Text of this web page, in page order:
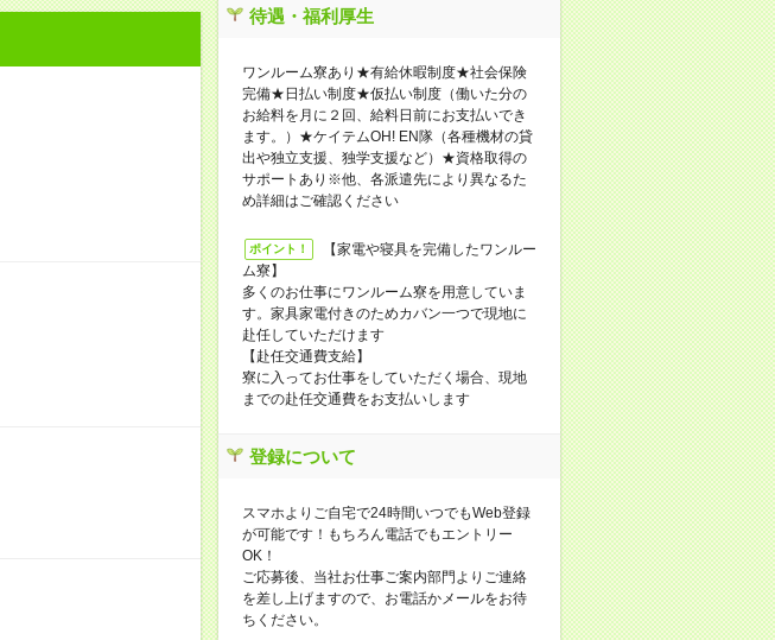
待遇・福利厚生
ワンルーム寮あり★有給休暇制度★社会保険
完備★日払い制度★仮払い制度（働いた分の
お給料を月に２回、給料日前にお支払いでき
ます。）★ケイテムOH! EN隊（各種機材の貸
出や独立支援、独学支援など）★資格取得の
サポートあり※他、各派遣先により異なるた
め詳細はご確認ください
ポイント！
【家電や寝具を完備したワンルー
ム寮】
多くのお仕事にワンルーム寮を用意していま
す。家具家電付きのためカバン一つで現地に
赴任していただけます
【赴任交通費支給】
寮に入ってお仕事をしていただく場合、現地
までの赴任交通費をお支払いします
登録について
スマホよりご自宅で24時間いつでもWeb登録
が可能です！もちろん電話でもエントリー
OK！
ご応募後、当社お仕事ご案内部門よりご連絡
を差し上げますので、お電話かメールをお待
ちください。